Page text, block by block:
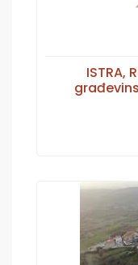
ISTRA,